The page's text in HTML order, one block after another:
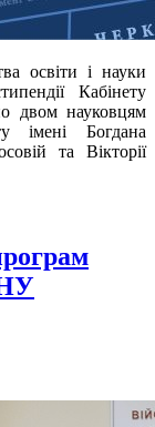
освіти і науки
Кабінету
двом науковцям
імені Богдана
та Вікторії